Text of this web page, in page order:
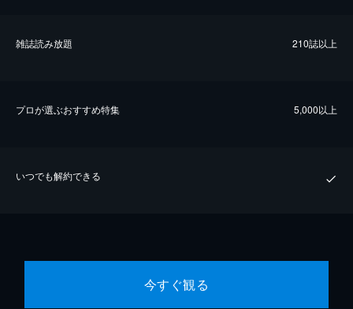
雑誌読み放題 210誌以上
プロが選ぶおすすめ特集 5,000以上
いつでも解約できる
今すぐ観る